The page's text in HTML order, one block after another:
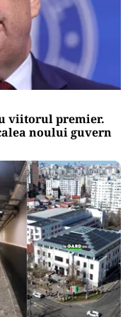
viitorul premier.
noului guvern